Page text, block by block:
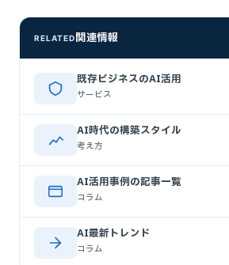
RELATED関連情報
既存ビジネスのAI活用
サービス
AI時代の構築スタイル
考え方
AI活用事例の記事一覧
コラム
AI最新トレンド
コラム